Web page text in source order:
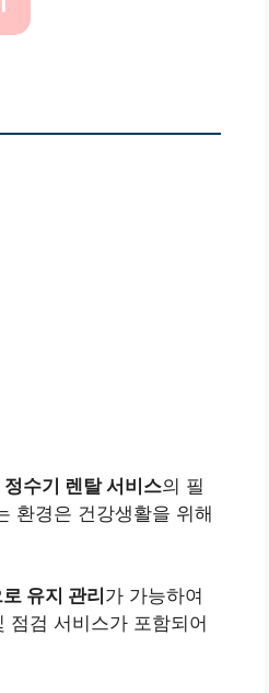
정수기 렌탈 서비스의 필
환경은 건강생활을 위해
유지 관리 가 가능하여
점검 서비스가 포함되어